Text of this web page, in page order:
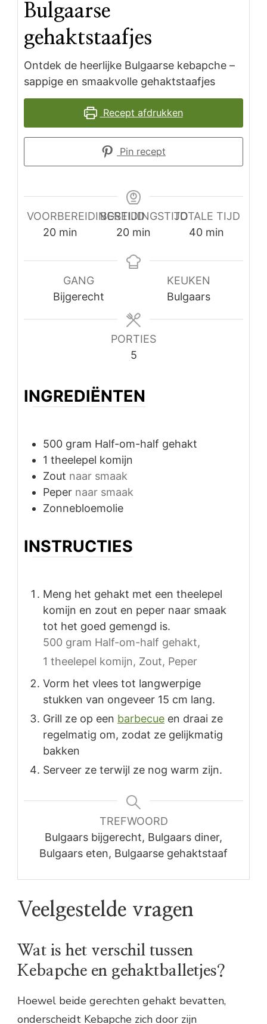
Bulgaarse
gehaktstaafjes
Ontdek de heerlijke Bulgaarse kebapche –
sappige en smaakvolle gehaktstaafjes
Recept afdrukken
Pin recept
VOORBEREIDINGSTIJD
20minuten
min
BEREIDINGSTIJD
20minuten
min
TOTALE TIJD
40minuten
min
GANG
Bijgerecht
KEUKEN
Bulgaars
PORTIES
5
INGREDIËNTEN
500 gram Half-om-half gehakt
1 theelepel komijn
Zout naar smaak
Peper naar smaak
Zonnebloemolie
INSTRUCTIES
Meng het gehakt met een theelepel
komijn en zout en peper naar smaak
tot het goed gemengd is.
500 gram Half-om-half gehakt,
1 theelepel komijn, Zout, Peper
Vorm het vlees tot langwerpige
stukken van ongeveer 15 cm lang.
Grill ze op een barbecue en draai ze
regelmatig om, zodat ze gelijkmatig
bakken
Serveer ze terwijl ze nog warm zijn.
TREFWOORD
Bulgaars bijgerecht, Bulgaars diner,
Bulgaars eten, Bulgaarse gehaktstaaf
Veelgestelde vragen
Wat is het verschil tussen
Kebapche en gehaktballetjes?
Hoewel beide gerechten gehakt bevatten,
onderscheidt Kebapche zich door zijn